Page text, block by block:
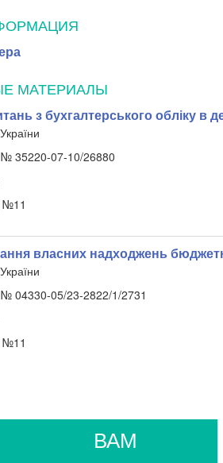
МАТЕРИАЛЫ
з бухгалтерського обліку в
№ 35220-07-10/26880
власних надходжень
№ 04330-05/23-2822/1/2731
ВАМ